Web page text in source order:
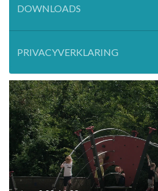
DOWNLOADS
PRIVACYVERKLARING